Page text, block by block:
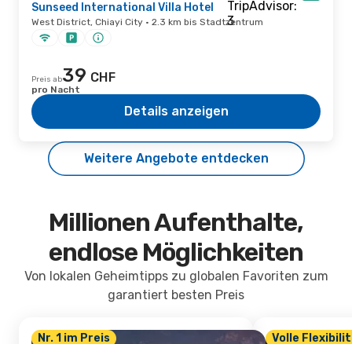
Sunseed International Villa Hotel
West District, Chiayi City · 2.3 km bis Stadtzentrum
Preis ab39 CHF
pro Nacht
Details anzeigen
Weitere Angebote entdecken
Millionen Aufenthalte,
endlose Möglichkeiten
Von lokalen Geheimtipps zu globalen Favoriten zum
garantiert besten Preis
Nr. 1 im Preis Volle